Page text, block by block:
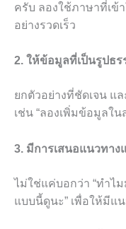
ครับ ลองใช้ภาษาที่เข้
อย่างรวดเร็ว
2. ให้ข้อมูลที่เป็นรูปธร
ยกตัวอย่างที่ชัดเจน แ
เช่น “ลองเพิ่มข้อมูลใ
3. มีการเสนอแนวทาง
ไม่ใช่แค่บอกว่า “ทำไ
แบบนี้ดูนะ” เพื่อให้มีแ